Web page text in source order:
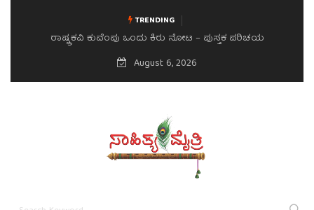
TRENDING
ರಾಷ್ಟ್ರಕವಿ ಕುವೆಂಪು ಒಂದು ಕಿರು ನೋಟ – ಪುಸ್ತಕ ಪರಿಚಯ
August 6, 2026